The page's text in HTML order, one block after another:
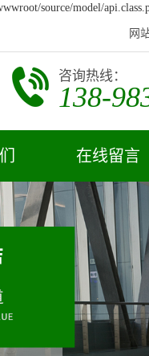
source/model/
网
咨询热线：
138-
在线留言